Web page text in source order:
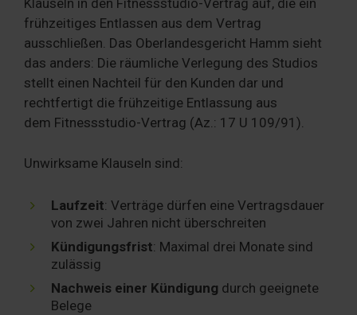
Klauseln in den Fitnessstudio-Vertrag auf, die ein
frühzeitiges Entlassen aus dem Vertrag
ausschließen. Das Oberlandesgericht Hamm sieht
das anders: Die räumliche Verlegung des Studios
stellt einen Nachteil für den Kunden dar und
rechtfertigt die frühzeitige Entlassung aus
dem Fitnessstudio-Vertrag (Az.: 17 U 109/91).
Unwirksame Klauseln sind:
Laufzeit: Verträge dürfen eine Vertragsdauer
von zwei Jahren nicht überschreiten
Kündigungsfrist: Maximal drei Monate sind
zulässig
Nachweis einer Kündigung durch geeignete
Belege